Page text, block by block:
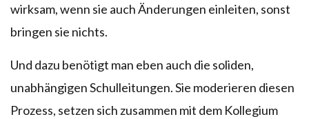
wirksam, wenn sie auch Änderungen einleiten, sonst
bringen sie nichts.
Und dazu benötigt man eben auch die soliden,
unabhängigen Schulleitungen. Sie moderieren diesen
Prozess, setzen sich zusammen mit dem Kollegium